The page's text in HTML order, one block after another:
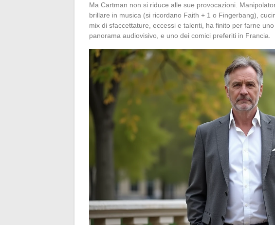
Ma Cartman non si riduce alle sue provocazioni.
brillare in musica (si ricordano Faith + 1 o Fingerbang),
mix di sfaccettature, eccessi e talenti, ha finito per farne
panorama audiovisivo, e uno dei comici preferiti in Francia.